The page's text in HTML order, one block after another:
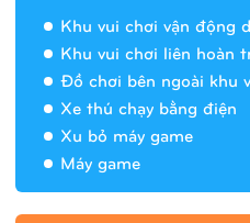
Khu vui chơi vận động
Khu vui chơi liên hoàn
Đồ chơi bên ngoài khu
Xe thú chạy bằng điện
Xu bỏ máy game
Máy game